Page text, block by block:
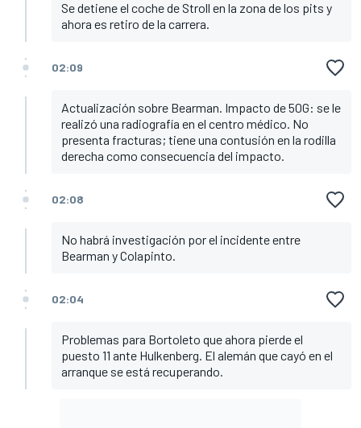
Se detiene el coche de Stroll en la zona de los pits y
ahora es retiro de la carrera.
02:09
Actualización sobre Bearman. Impacto de 50G: se le
realizó una radiografía en el centro médico. No
presenta fracturas; tiene una contusión en la rodilla
derecha como consecuencia del impacto.
02:08
No habrá investigación por el incidente entre
Bearman y Colapinto.
02:04
Problemas para Bortoleto que ahora pierde el
puesto 11 ante Hulkenberg. El alemán que cayó en el
arranque se está recuperando.